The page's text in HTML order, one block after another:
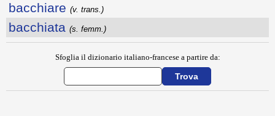
bacchiare (v. trans.)
bacchiata (s. femm.)
Sfoglia il dizionario italiano-francese a partire da: